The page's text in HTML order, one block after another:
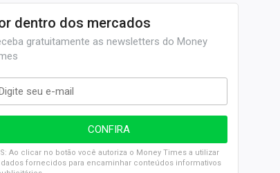
dentro dos mercados
gratuitamente as newsletters do Money
Ao clicar no botão você autoriza o Money Times a utilizar
dados fornecidos para encaminhar conteúdos informativos